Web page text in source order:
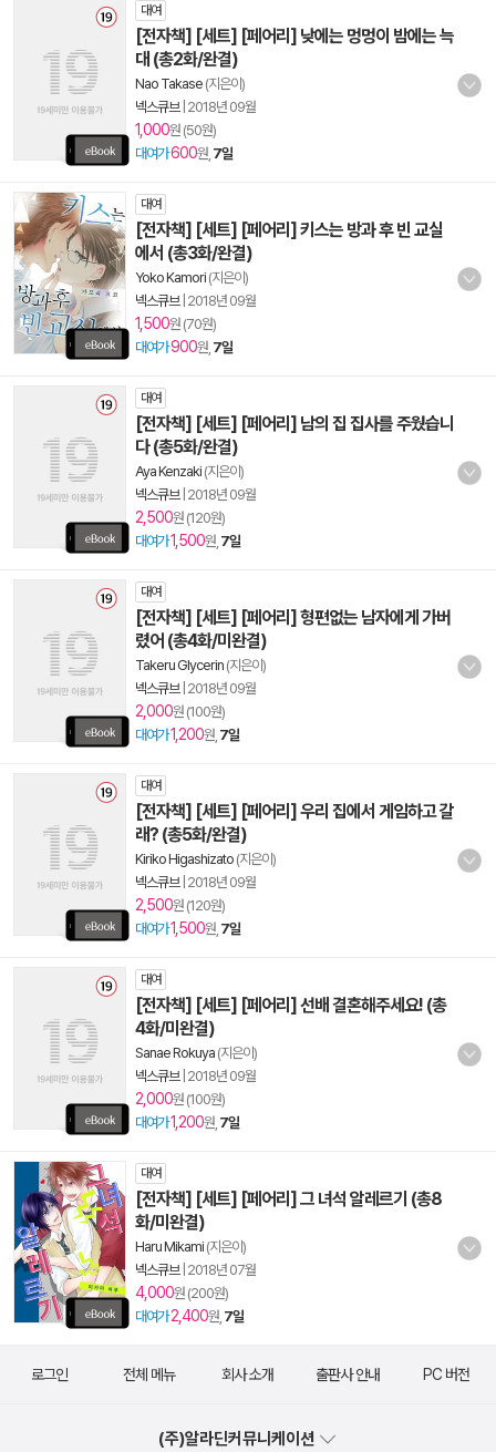
대여
[전자책] [세트] [페어리] 낮에는 멍멍이 밤에는 늑
대 (총2화/완결)
Nao Takase (지은이)
넥스큐브| 2018년 09월
1,000원 (50원)
대여가600원, 7일
대여
[전자책] [세트] [페어리] 키스는 방과 후 빈 교실
에서 (총3화/완결)
Yoko Kamori (지은이)
넥스큐브| 2018년 09월
1,500원 (70원)
대여가900원, 7일
대여
[전자책] [세트] [페어리] 남의 집 집사를 주웠습니
다 (총5화/완결)
Aya Kenzaki (지은이)
넥스큐브| 2018년 09월
2,500원 (120원)
대여가1,500원, 7일
대여
[전자책] [세트] [페어리] 형편없는 남자에게 가버
렸어 (총4화/미완결)
Takeru Glycerin (지은이)
넥스큐브| 2018년 09월
2,000원 (100원)
대여가1,200원, 7일
대여
[전자책] [세트] [페어리] 우리 집에서 게임하고 갈
래? (총5화/완결)
Kiriko Higashizato (지은이)
넥스큐브| 2018년 09월
2,500원 (120원)
대여가1,500원, 7일
대여
[전자책] [세트] [페어리] 선배 결혼해주세요! (총
4화/미완결)
Sanae Rokuya (지은이)
넥스큐브| 2018년 09월
2,000원 (100원)
대여가1,200원, 7일
대여
[전자책] [세트] [페어리] 그 녀석 알레르기 (총8
화/미완결)
Haru Mikami (지은이)
넥스큐브| 2018년 07월
4,000원 (200원)
대여가 2,400원, 7일
로그인 전체 메뉴 회사 소개 출판사 안내 PC 버전
(주)알라딘커뮤니케이션